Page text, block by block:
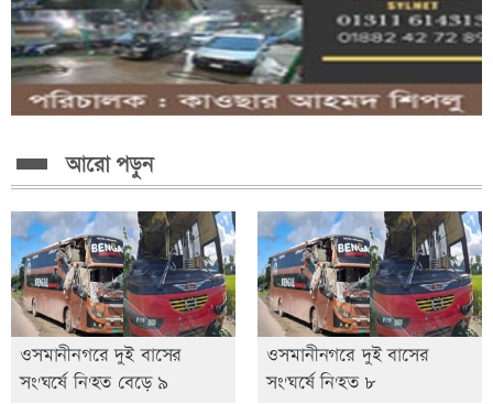
আরো পড়ুন
ওসমানীনগরে দুই বাসের
সং'ঘর্ষে নি'হত বেড়ে ৯
ওসমানীনগরে দুই বাসের
সং'ঘর্ষে নি'হত ৮